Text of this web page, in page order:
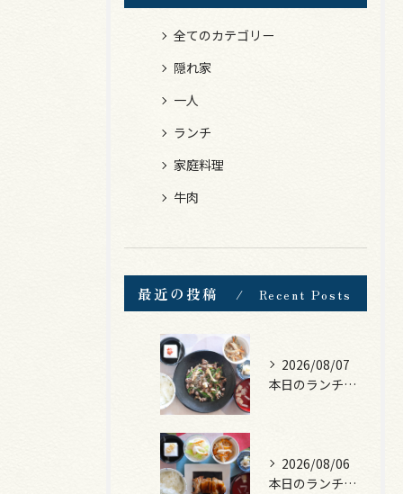
全てのカテゴリー
隠れ家
一人
ランチ
家庭料理
牛肉
最近の投稿 Recent Posts
2026/08/07
本日のランチは、黒毛和牛のチャプチェ！
2026/08/06
本日のランチは、照焼きチキン！